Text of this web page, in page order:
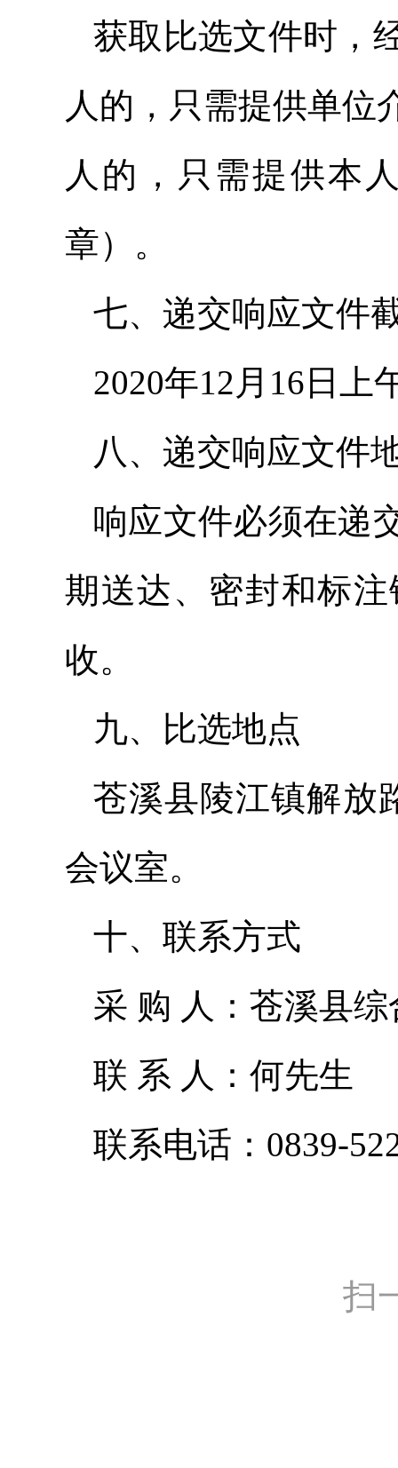
获取比选文件时，
人的，只需提供单位
人的，只需提供本
章）。
七、递交响应文件
2020年12月16日上
八、递交响应文件
响应文件必须在递
期送达、密封和标
收。
九、比选地点
苍溪县陵江镇解放
会议室。
十、联系方式
采 购 人：苍溪县
联 系 人：何先生
联系电话：0839-
扫